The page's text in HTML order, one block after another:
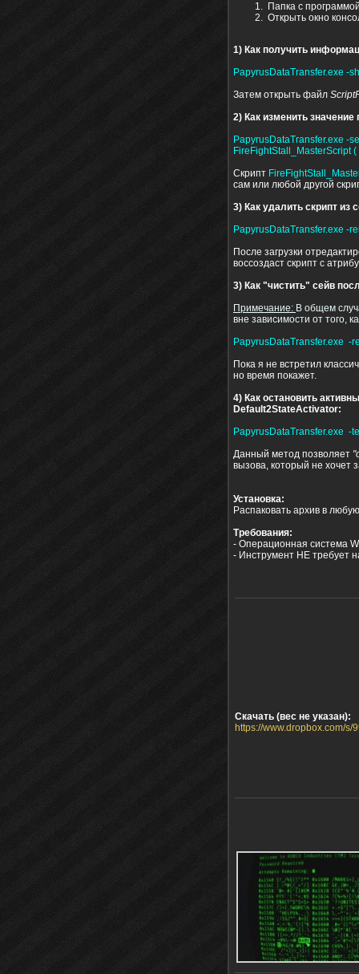
Папка с
Открыть окно
1) Как получить
PapyrusDataTransfer.exe -
Затем открыть файл
2) Как изменить
PapyrusDataTransfer.exe -
FireFightStall_MasterScript
Скрипт
сам или любой другой
3) Как удалить скрипт из
PapyrusDataTransfer.exe -
После загрузки
воссоздаст скрипт с
3) Как "чистить" сейв
Примечание: В общем
вне зависимости от того,
PapyrusDataTransfer.exe -
Пока я не встретил
но время покажет.
4) Как остановить
Default2StateActivator:
PapyrusDataTransfer.exe -
Данный метод позволяет
вызова, который не хочет
Установка:
Распаковать архив в
Требования:
- Операционная система
- Инструмент НЕ требует
Скачать (вес не указан):
https://www.dropbox.com/